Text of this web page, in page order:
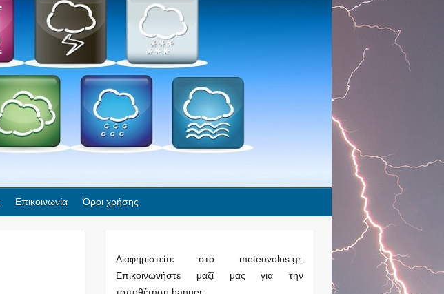
Επικοινωνία Όροι χρήσης
Διαφημιστείτε στο meteovolos.gr.
Επικοινωνήστε μαζί μας για την